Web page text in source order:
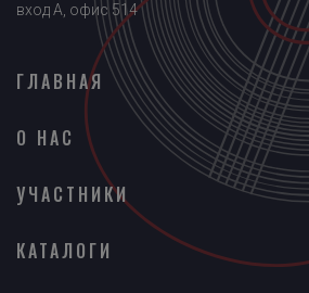
вход A, офис 514
ГЛАВНАЯ
О НАС
УЧАСТНИКИ
КАТАЛОГИ